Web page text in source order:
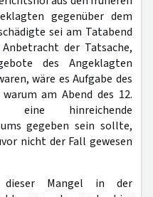
gegenüber dem
sei am Tatabend
der Tatsache,
des Angeklagten
wäre es Aufgabe des
am Abend des 12.
eine hinreichende
gegeben sein sollte,
nicht der Fall gewesen
Mangel in der